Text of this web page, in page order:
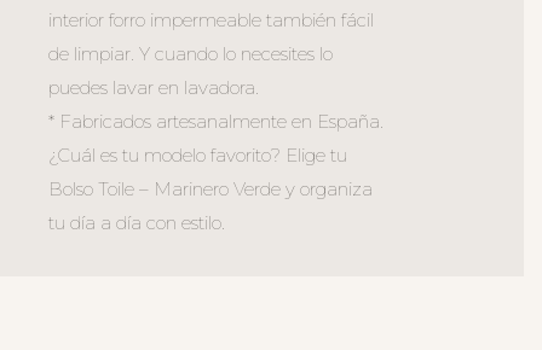
interior forro impermeable también fácil
de limpiar. Y cuando lo necesites lo
puedes lavar en lavadora.
* Fabricados artesanalmente en España.
¿Cuál es tu modelo favorito? Elige tu
Bolso Toile – Marinero Verde y organiza
tu día a día con estilo.